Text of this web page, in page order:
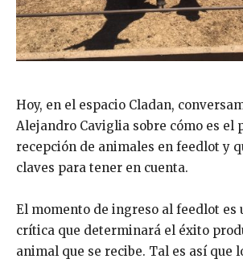
Hoy, en el espacio Cladan,
Alejandro Caviglia sobre cómo es el
recepción de animales en feedlot y
claves para tener en cuenta.
El momento de ingreso al feedlot es
crítica que determinará el éxito
animal que se recibe. Tal es así que